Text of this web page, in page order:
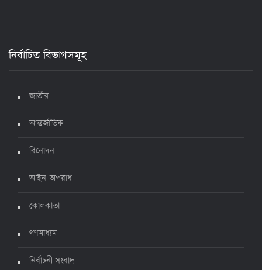
ঊর্ধ্বগতিতে সংক্রমণ, স্বাস্থ্যবিধিতে উদাসীনতা
নির্বাচিত বিভাগসমূহ
জাতীয়
আন্তর্জাতিক
বিনোদন
আইন-অপরাধ
কোলকাতা
গণমাধ্যম
নির্বাচনী সংবাদ